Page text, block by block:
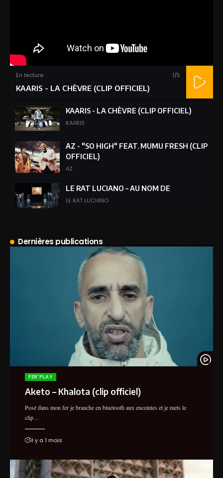
En lecture 1/5
KAARIS - LA CHÈVRE (CLIP OFFICIEL)
KAARIS - LA CHÈVRE (CLIP OFFICIEL)
KAARIS
AZ - "SO HIGH" FEAT. MUMU FRESH (CLIP
OFFICIEL)
AZ
LE RAT LUCIANO – AU NOM DE
LE RAT LUCIANO
WISHI
S-PION (IGD) - SOUS LE CAPOT EN
STUDIO
Enlivedufer
Dernières publications
FER'PLAY
Aketo – Khalota (clip officiel)
Posé dans mon fer je branche en bluetooth aux enceintes et je mets le
clip…
il y a 1 mois